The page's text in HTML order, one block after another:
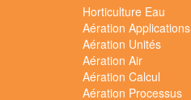
Horticulture Eau
Aération Applications
Aération Unités
Aération Air
Aération Calcul
Aération Processus